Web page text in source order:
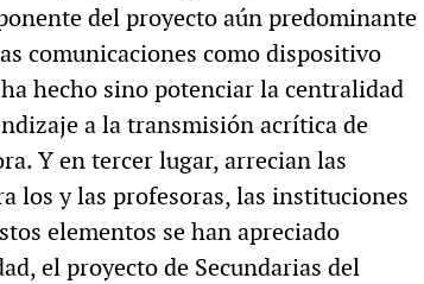
del proyecto aún predominante
comunicaciones como dispositivo
hecho sino potenciar la centralidad
a la transmisión acrítica de
Y en tercer lugar, arrecian las
los y las profesoras, las instituciones
elementos se han apreciado
el proyecto de Secundarias del